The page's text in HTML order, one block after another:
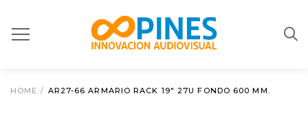
HOME / AR27-66 ARMARIO RACK 19″ 27U FONDO 600 MM.